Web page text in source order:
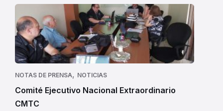
NOTAS DE PRENSA, NOTICIAS
Comité Ejecutivo Nacional Extraordinario
CMTC